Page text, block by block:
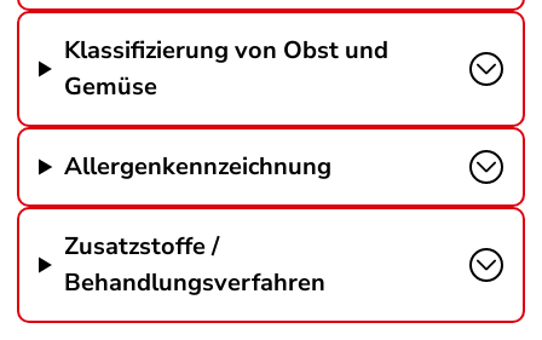
Klassifizierung von Obst und
Gemüse
Allergenkennzeichnung
Zusatzstoffe /
Behandlungsverfahren